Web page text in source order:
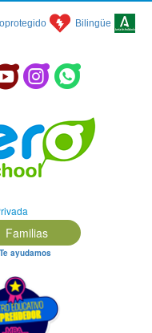
Bilingüe
Green School
Familias
Te ayudamos